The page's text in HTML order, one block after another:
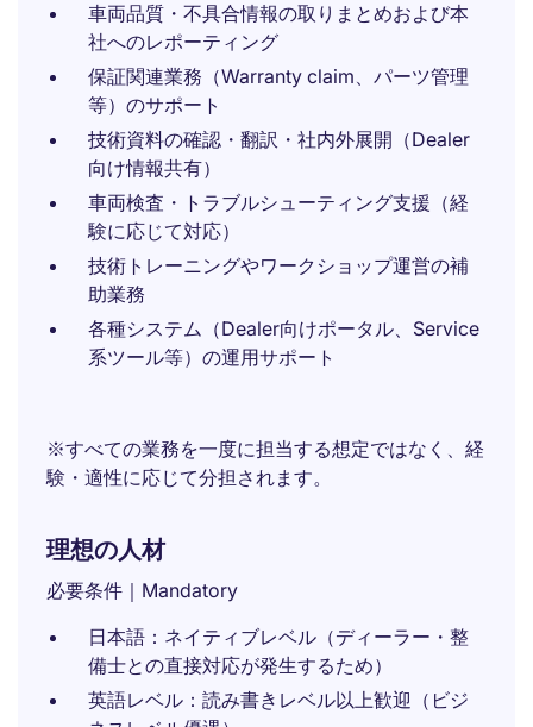
車両品質・不具合情報の取りまとめおよび本
社へのレポーティング
保証関連業務（Warranty claim、パーツ管理
等）のサポート
技術資料の確認・翻訳・社内外展開（Dealer
向け情報共有）
車両検査・トラブルシューティング支援（経
験に応じて対応）
技術トレーニングやワークショップ運営の補
助業務
各種システム（Dealer向けポータル、Service
系ツール等）の運用サポート
※すべての業務を一度に担当する想定ではなく、経
験・適性に応じて分担されます。
理想の人材
必要条件｜Mandatory
日本語：ネイティブレベル（ディーラー・整
備士との直接対応が発生するため）
英語レベル：読み書きレベル以上歓迎（ビジ